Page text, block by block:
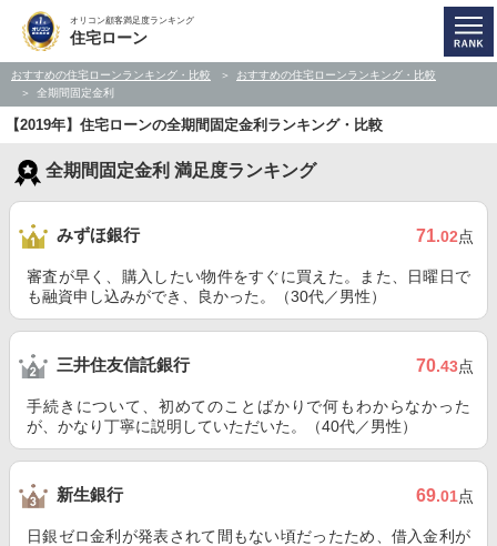
オリコン顧客満足度ランキング
住宅ローン
おすすめの住宅ローンランキング・比較
おすすめの住宅ローンランキング・比較
全期間固定金利
【2019年】住宅ローンの全期間固定金利ランキング・比較
全期間固定金利 満足度ランキング
みずほ銀行 71.02点
審査が早く、購入したい物件をすぐに買えた。また、日曜日で
も融資申し込みができ、良かった。（30代／男性）
三井住友信託銀行 70.43点
手続きについて、初めてのことばかりで何もわからなかった
が、かなり丁寧に説明していただいた。（40代／男性）
新生銀行 69.01点
日銀ゼロ金利が発表されて間もない頃だったため、借入金利が